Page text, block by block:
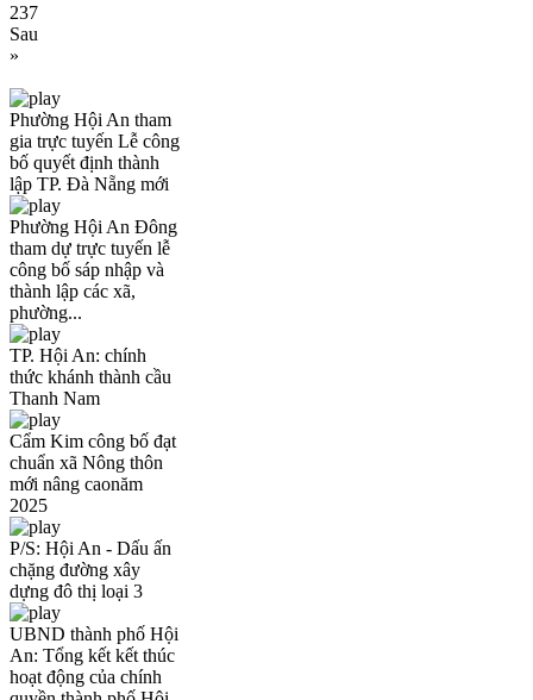
237
Sau
»
Phường Hội An tham
gia trực tuyến Lễ công
bố quyết định thành
lập TP. Đà Nẵng mới
Phường Hội An Đông
tham dự trực tuyến lễ
công bố sáp nhập và
thành lập các xã,
phường...
TP. Hội An: chính
thức khánh thành cầu
Thanh Nam
Cẩm Kim công bố đạt
chuẩn xã Nông thôn
mới nâng caonăm
2025
P/S: Hội An - Dấu ấn
chặng đường xây
dựng đô thị loại 3
UBND thành phố Hội
An: Tổng kết kết thúc
hoạt động của chính